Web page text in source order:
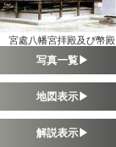
宮處八幡宮拝殿及び幣殿
写真一覧▶
地図表示▶
解説表示▶